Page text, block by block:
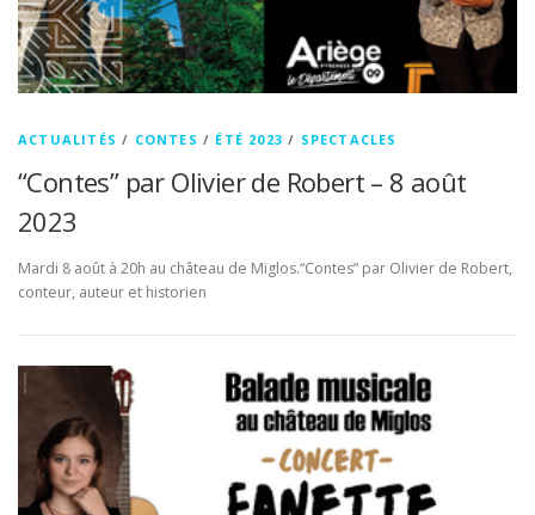
ACTUALITÉS / CONTES / ÉTÉ 2023 / SPECTACLES
“Contes” par Olivier de Robert – 8 août
2023
Mardi 8 août à 20h au château de Miglos.“Contes” par Olivier de Robert,
conteur, auteur et historien